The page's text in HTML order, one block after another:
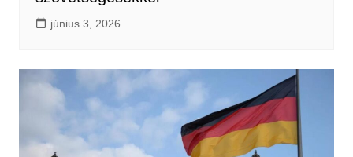
június 3, 2026